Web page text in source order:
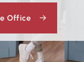
- die Cloud-Lösung
Buchhaltung.
Office